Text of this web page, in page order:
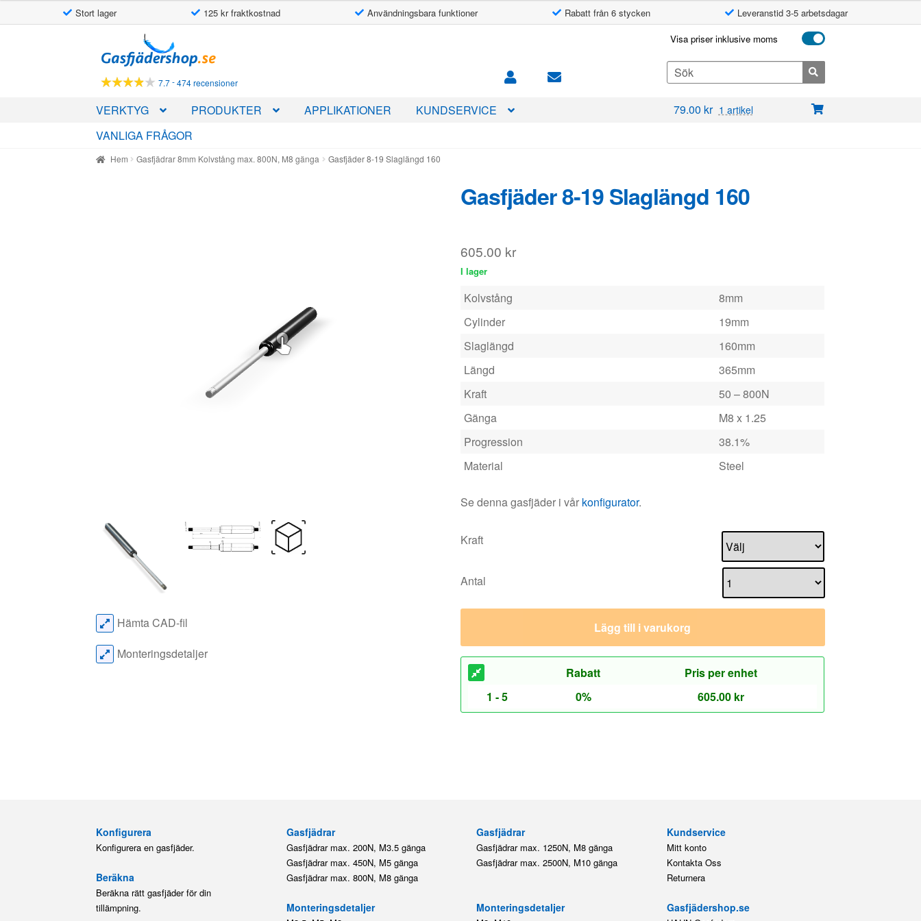
Stort lager 125 kr fraktkostnad Användningsbara funktioner Rabatt från 6 stycken Leveranstid 3-5 arbetsdagar
till
navigering
till
innehåll
7.7-474 recensioner
Visa priser inklusive moms
Search
for:
VERKTYG PRODUKTER APPLIKATIONER
KUNDSERVICE
VANLIGA FRÅGOR
79.00 kr 1 artikel
Hem Gasfjädrar 8mm Kolvstång max. 800N, M8 gänga Gasfjäder 8-19 Slaglängd 160
Gasfjäder 8-19 Slaglängd 160
605.00 kr
I lager
Kolvstång
8mm
Cylinder
19mm
Slaglängd
160mm
Längd
365mm
Kraft
50 – 800N
Gänga
M8 x 1.25
Progression
38.1%
Material
Steel
Se denna gasfjäder i vår konfigurator.
Kraft
Antal
Lägg till i varukorg
Rabatt
Pris per enhet
1 - 5
0% 605.00 kr
Hämta CAD-fil
Monteringsdetaljer
Konfigurera
Konfigurera en gasfjäder.
Beräkna
Beräkna rätt gasfjäder för din
tillämpning.
Gasfjädrar
Gasfjädrar max. 200N, M3.5 gänga
Gasfjädrar max. 450N, M5 gänga
Gasfjädrar max. 800N, M8 gänga
Monteringsdetaljer
Gasfjädrar
Gasfjädrar max. 1250N, M8 gänga
Gasfjädrar max. 2500N, M10 gänga
Monteringsdetaljer
Kundservice
Mitt konto
Kontakta Oss
Returnera
Gasfjädershop.se